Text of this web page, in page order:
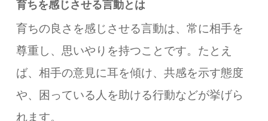
育ちを感じさせる言動とは
育ちの良さを感じさせる言動は、常に相手を
尊重し、思いやりを持つことです。たとえ
ば、相手の意見に耳を傾け、共感を示す態度
や、困っている人を助ける行動などが挙げら
れます。